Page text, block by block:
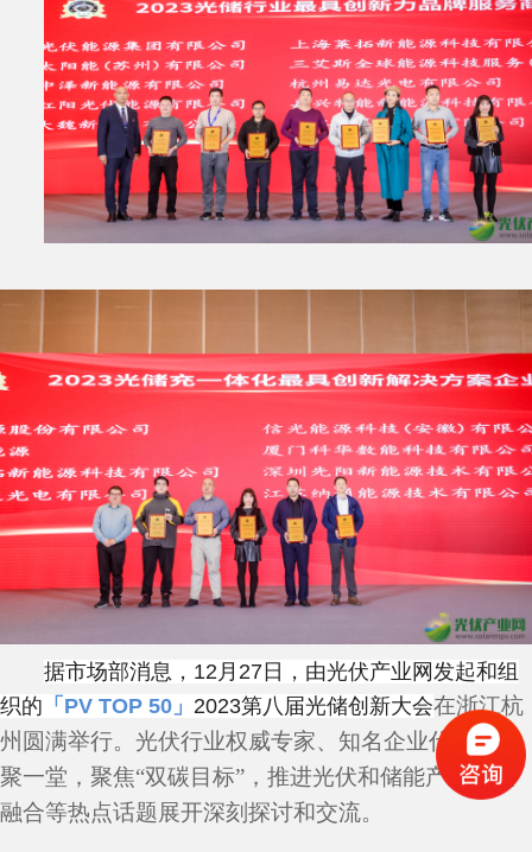
据市场部消息， 12 月 27日，由光伏产业网发起和组
织的 「 PV TOP 50 」 2023第八届光储创新大会在浙江杭
州圆满举行。光伏行业权威专家、知名企业代表等欢
聚一堂，聚焦“双碳目标”，推进光伏和储能产业深度
融合等热点话题展开深刻探讨和交流。